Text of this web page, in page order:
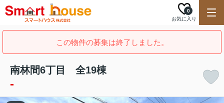
お気に入り
0
この物件の募集は終了しました。
南林間6丁目 全19棟
-